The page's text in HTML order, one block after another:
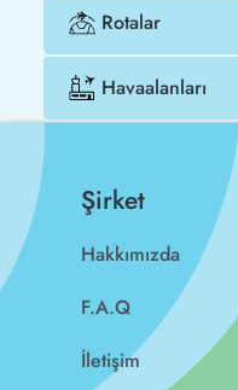
Rotalar
Havaalanları
Şirket
Hakkımızda
F.A.Q
İletişim